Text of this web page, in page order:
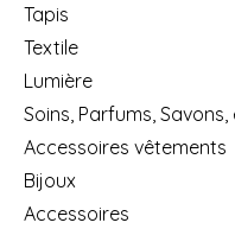
Tapis
Textile
Lumière
Soins, Parfums, Savons,
Accessoires vêtements
Bijoux
Accessoires